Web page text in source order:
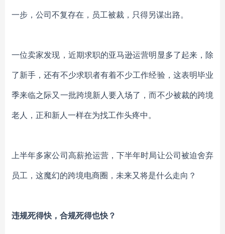
一步，公司不复存在，员工被裁，只得另谋出路。
一位卖家发现，近期求职的亚马逊运营明显多了起来，除
了新手，还有不少求职者有着不少工作经验，这表明毕业
季来临之际又一批跨境新人要入场了，而不少被裁的跨境
老人，正和新人一样在为找工作头疼中。
上半年多家公司高薪抢运营，下半年时局让公司被迫舍弃
员工，这魔幻的跨境电商圈，未来又将是什么走向？
违规死得快，合规死得也快？